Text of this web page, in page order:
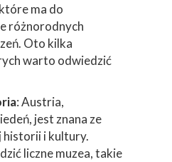
ma do
różnorodnych
Oto kilka
warto odwiedzić
: Austria,
jest znana ze
historii i kultury.
liczne muzea, takie